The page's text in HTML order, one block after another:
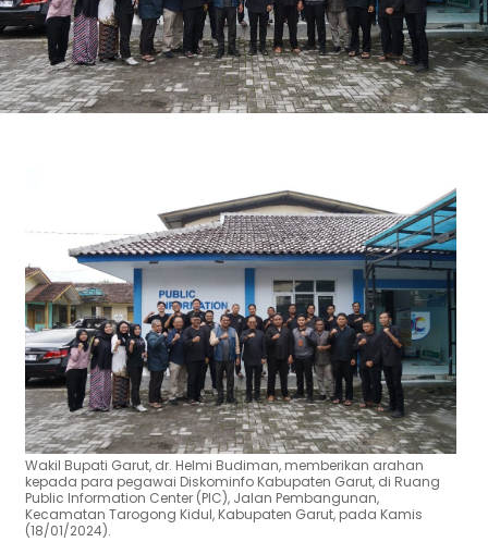
Wakil Bupati Garut, dr. Helmi Budiman, memberikan arahan
kepada para pegawai Diskominfo Kabupaten Garut, di Ruang
Public Information Center (PIC), Jalan Pembangunan,
Kecamatan Tarogong Kidul, Kabupaten Garut, pada Kamis
(18/01/2024).